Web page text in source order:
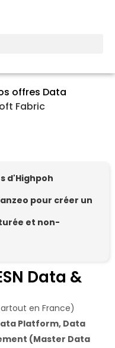
offres Data
Fabric
d'Highpoh
pour créer un
et non-
Data &
en France)
Platform, Data
(Master Data